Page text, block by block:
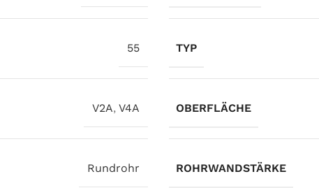
55 TYP
V2A, V4A OBERFLÄCHE
Rundrohr ROHRWANDSTÄRKE